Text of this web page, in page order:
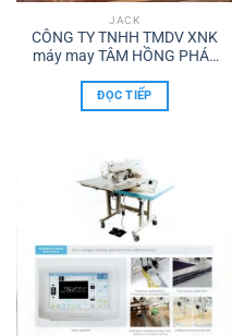
JACK
CÔNG TY TNHH TMDV XNK
máy may TÂM HỒNG PHÁT
ĐỌC TIẾP